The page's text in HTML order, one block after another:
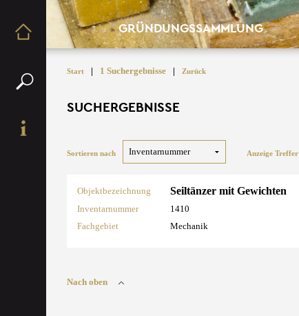
GRÜNDUNGSSAMMLUNG
Start | 1 Suchergebnisse | Zurück
SUCHERGEBNISSE
Sortieren nach Anzeige Treffer
Objektbezeichnung Seiltänzer mit Gewichten
Inventarnummer
1410
Fachgebiet
Mechanik
Nach oben